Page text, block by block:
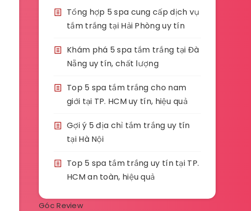
Tổng hợp 5 spa cung cấp dịch vụ
tắm trắng tại Hải Phòng uy tín
Khám phá 5 spa tắm trắng tại Đà
Nẵng uy tín, chất lượng
Top 5 spa tắm trắng cho nam
giới tại TP. HCM uy tín, hiệu quả
Gợi ý 5 địa chỉ tắm trắng uy tín
tại Hà Nội
Top 5 spa tắm trắng uy tín tại TP.
HCM an toàn, hiệu quả
Góc Review